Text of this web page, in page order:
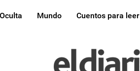
Mundo Cuentos para leer